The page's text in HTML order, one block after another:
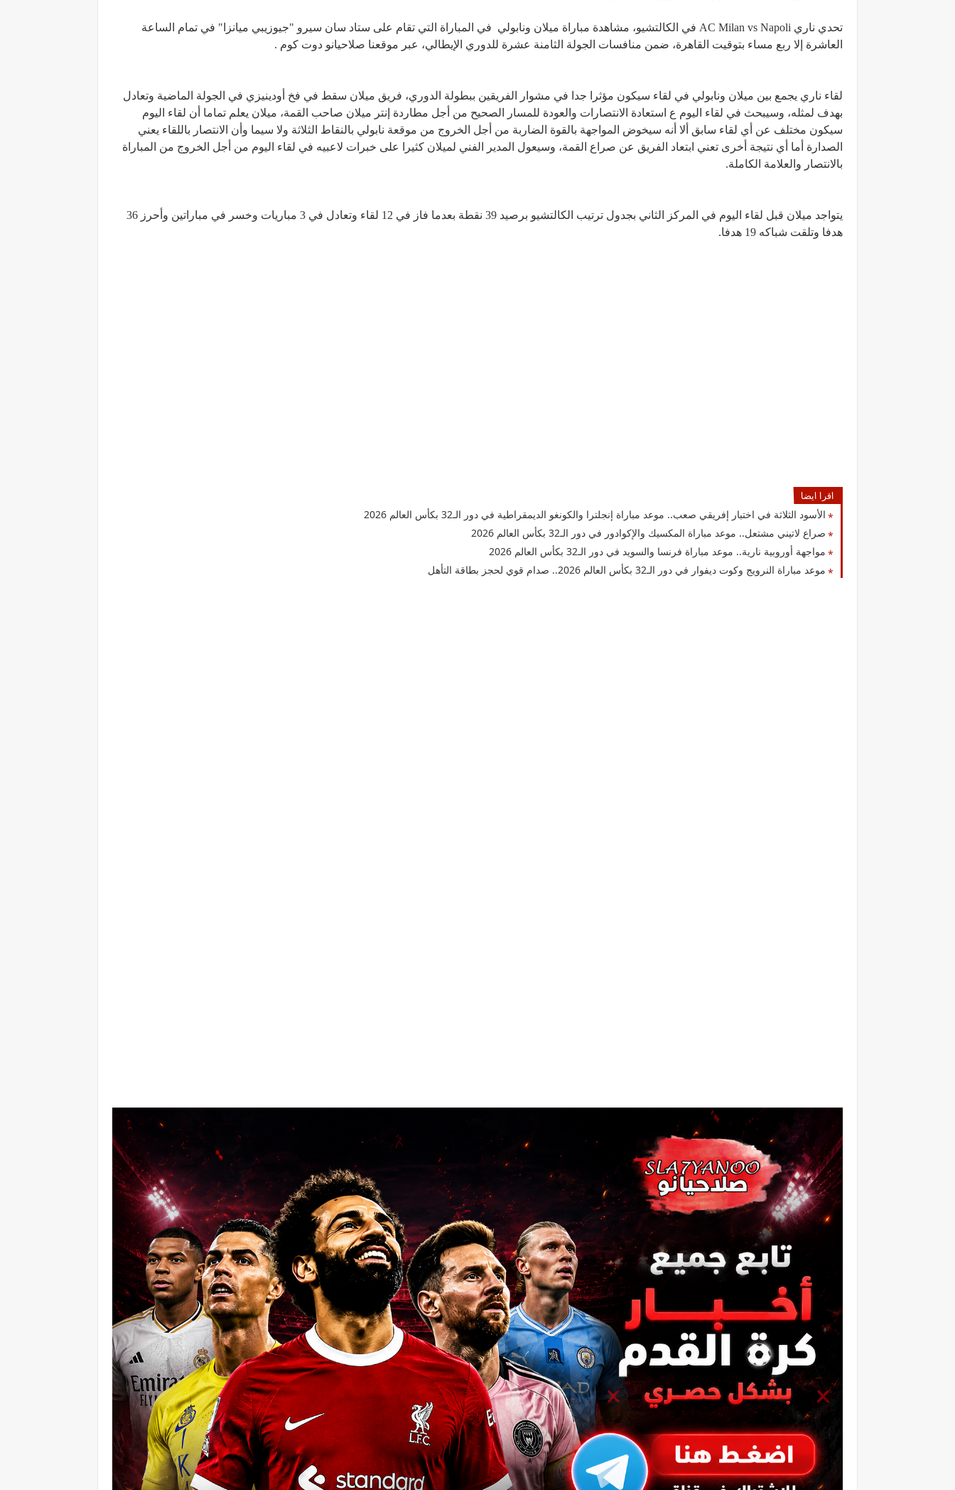
تحدي ناري AC Milan vs Napoli في الكالتشيو، مشاهدة مباراة ميلان ونابولي في المباراة التي تقام على ستاد سان سيرو "جيوزيبي ميانزا" في تمام الساعة
العاشرة إلا ربع مساء بتوقيت القاهرة، ضمن منافسات الجولة الثامنة عشرة للدوري الإيطالي، عبر موقعنا صلاحيانو دوت كوم .
لقاء ناري يجمع بين ميلان ونابولي في لقاء سيكون مؤثرا جدا في مشوار الفريقين ببطولة الدوري، فريق ميلان سقط في فخ أودينيزي في الجولة الماضية وتعادل
بهدف لمثله، وسيبحث في لقاء اليوم ع استعادة الانتصارات والعودة للمسار الصحيح من أجل مطاردة إنتر ميلان صاحب القمة، ميلان يعلم تماما أن لقاء اليوم
سيكون مختلف عن أي لقاء سابق ألا أنه سيخوض المواجهة بالقوة الضاربة من أجل الخروج من موقعة نابولي بالنقاط الثلاثة ولا سيما وأن الانتصار باللقاء يعني
الصدارة أما أي نتيجة أخرى تعني ابتعاد الفريق عن صراع القمة، وسيعول المدير الفني لميلان كثيرا على خبرات لاعبيه في لقاء اليوم من أجل الخروج من المباراة
بالانتصار والعلامة الكاملة.
يتواجد ميلان قبل لقاء اليوم في المركز الثاني بجدول ترتيب الكالتشيو برصيد 39 نقطة بعدما فاز في 12 لقاء وتعادل في 3 مباريات وخسر في مباراتين وأحرز 36
هدفا وتلقت شباكه 19 هدفا.
اقرا ايضا
الأسود الثلاثة في اختبار إفريقي صعب.. موعد مباراة إنجلترا والكونغو الديمقراطية في دور الـ32 بكأس العالم 2026
صراع لاتيني مشتعل.. موعد مباراة المكسيك والإكوادور في دور الـ32 بكأس العالم 2026
مواجهة أوروبية نارية.. موعد مباراة فرنسا والسويد في دور الـ32 بكأس العالم 2026
موعد مباراة النرويج وكوت ديفوار في دور الـ32 بكأس العالم 2026.. صدام قوي لحجز بطاقة التأهل